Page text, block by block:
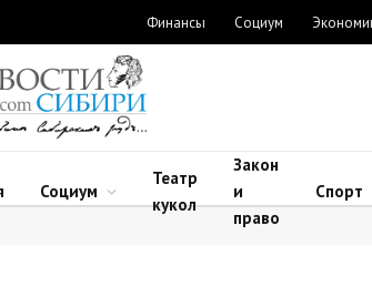
Финансы Социум
Социум
Театр
кукол
Закон
и
право
Спорт